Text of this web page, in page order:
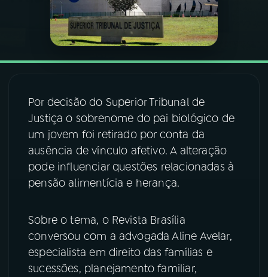
PODCASTS
ÚLTIMAS
08FESTIVAL DE MÚSICA
ACOMPANHE A RÁDIO NACIONAL
YouTube Facebook
Instagram X
Por decisão do Superior Tribunal de
Justiça o sobrenome do pai biológico de
um jovem foi retirado por conta da
ausência de vínculo afetivo. A alteração
pode influenciar questões relacionadas à
pensão alimentícia e herança.
Sobre o tema, o Revista Brasília
conversou com a advogada Aline Avelar,
especialista em direito das famílias e
sucessões, planejamento familiar,